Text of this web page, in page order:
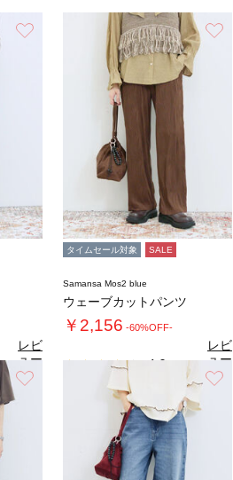
レビ
ュー
を見
る
タイムセール対象 SALE
Samansa Mos2 blue
ウェーブカットパンツ
￥2,156 -60%OFF-
4.0（3）
レビ
ュー
を見
る